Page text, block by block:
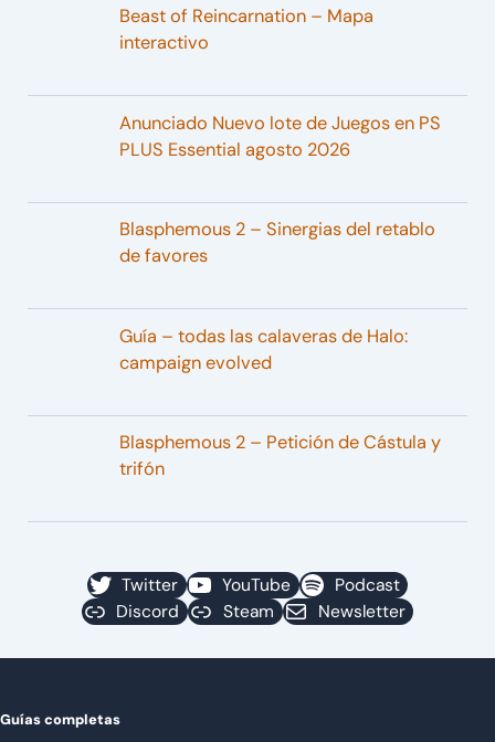
Beast of Reincarnation – Mapa
interactivo
Anunciado Nuevo lote de Juegos en PS
PLUS Essential agosto 2026
Blasphemous 2 – Sinergias del retablo
de favores
Guía – todas las calaveras de Halo:
campaign evolved
Blasphemous 2 – Petición de Cástula y
trifón
Twitter YouTube
Podcast
Discord
Steam Newsletter
Guías completas